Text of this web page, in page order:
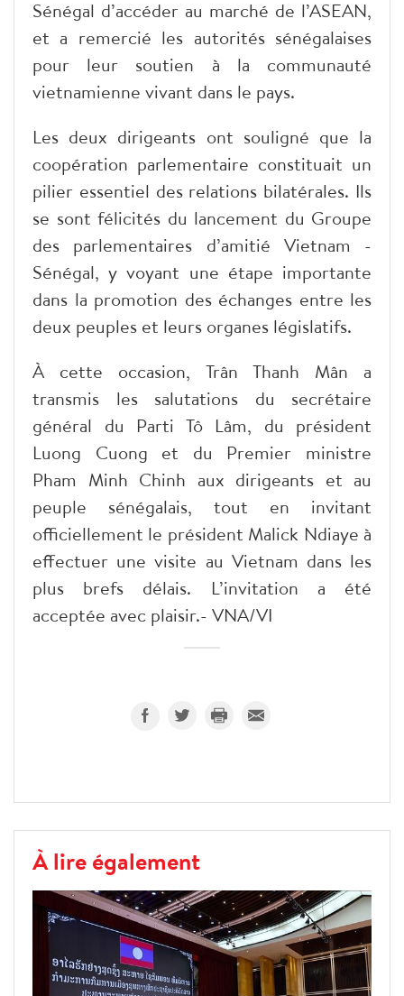
Sénégal d’accéder au marché de l’ASEAN,
et a remercié les autorités sénégalaises
pour leur soutien à la communauté
vietnamienne vivant dans le pays.
Les deux dirigeants ont souligné que la
coopération parlementaire constituait un
pilier essentiel des relations bilatérales. Ils
se sont félicités du lancement du Groupe
des parlementaires d’amitié Vietnam -
Sénégal, y voyant une étape importante
dans la promotion des échanges entre les
deux peuples et leurs organes législatifs.
À cette occasion, Trân Thanh Mân a
transmis les salutations du secrétaire
général du Parti Tô Lâm, du président
Luong Cuong et du Premier ministre
Pham Minh Chinh aux dirigeants et au
peuple sénégalais, tout en invitant
officiellement le président Malick Ndiaye à
effectuer une visite au Vietnam dans les
plus brefs délais. L’invitation a été
acceptée avec plaisir.- VNA/VI
À lire également